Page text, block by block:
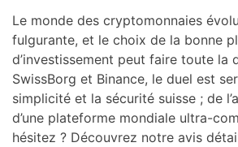
Le monde des cryptomonnaies
fulgurante, et le choix de la bonne
d’investissement peut faire toute la
SwissBorg et Binance, le duel est
simplicité et la sécurité suisse ; de
d’une plateforme mondiale ultra-
hésitez ? Découvrez notre avis